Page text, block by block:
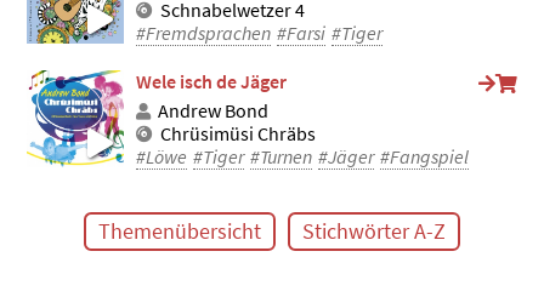
Schnabelwetzer 4
#Fremdsprachen #Farsi #Tiger
Wele isch de Jäger
Andrew Bond
Chrüsimüsi Chräbs
#Löwe #Tiger #Turnen #Jäger #Fangspiel
Themenübersicht Stichwörter A-Z